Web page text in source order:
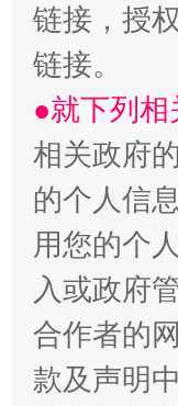
受贿1.44亿
链接，授
链接。
●就下列
相关政府
的个人信
用您的个
入或政府
合作者的
款及声明